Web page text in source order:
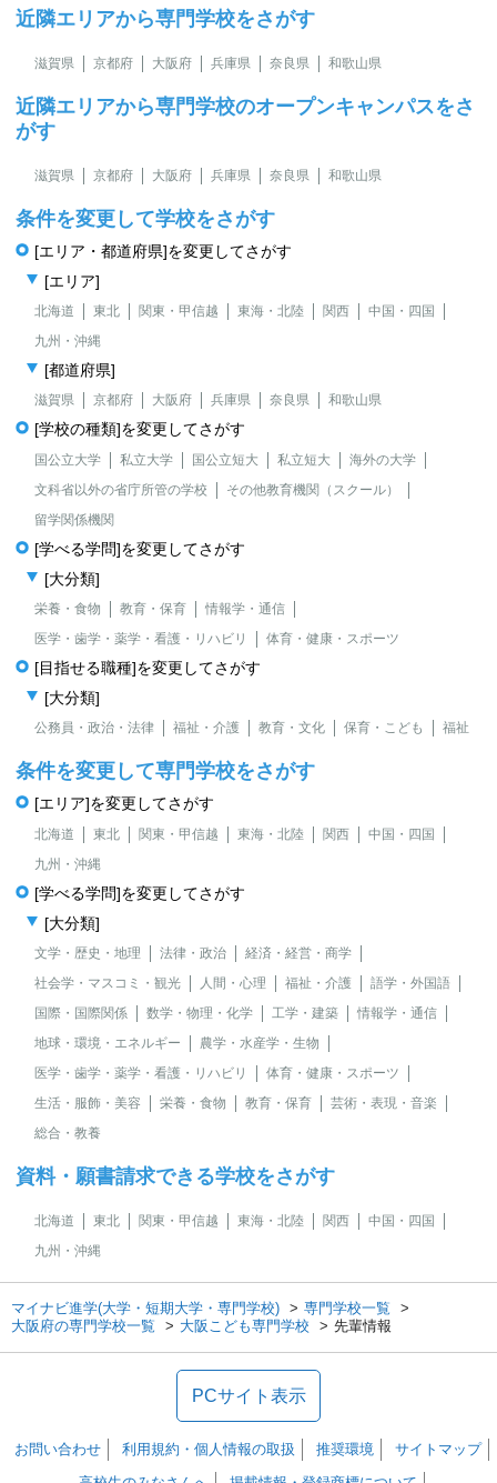
近隣エリアから専門学校をさがす
滋賀県 京都府 大阪府 兵庫県 奈良県 和歌山県
近隣エリアから専門学校のオープンキャンパスをさ
がす
滋賀県 京都府 大阪府 兵庫県 奈良県 和歌山県
条件を変更して学校をさがす
[エリア・都道府県]を変更してさがす
[エリア]
北海道 東北 関東・甲信越 東海・北陸 関西
中国・四国
九州・沖縄
[都道府県]
滋賀県 京都府 大阪府 兵庫県 奈良県 和歌山県
[学校の種類]を変更してさがす
国公立大学 私立大学 国公立短大 私立短大
海外の大学
文科省以外の省庁所管の学校
その他教育機関（スクール）
留学関係機関
[学べる学問]を変更してさがす
[大分類]
栄養・食物 教育・保育
情報学・通信
医学・歯学・薬学・看護・リハビリ
体育・健康・スポーツ
[目指せる職種]を変更してさがす
[大分類]
公務員・政治・法律 福祉・介護 教育・文化 保育・こども 福祉
条件を変更して専門学校をさがす
[エリア]を変更してさがす
北海道 東北 関東・甲信越 東海・北陸 関西
中国・四国
九州・沖縄
[学べる学問]を変更してさがす
[大分類]
文学・歴史・地理 法律・政治
経済・経営・商学
社会学・マスコミ・観光
人間・心理 福祉・介護
語学・外国語
国際・国際関係
数学・物理・化学 工学・建築
情報学・通信
地球・環境・エネルギー
農学・水産学・生物
医学・歯学・薬学・看護・リハビリ
体育・健康・スポーツ
生活・服飾・美容
栄養・食物 教育・保育
芸術・表現・音楽
総合・教養
資料・願書請求できる学校をさがす
北海道 東北 関東・甲信越 東海・北陸 関西
中国・四国
九州・沖縄
マイナビ進学(大学・短期大学・専門学校)
専門学校一覧
大阪府の専門学校一覧
大阪こども専門学校 先輩情報
PCサイト表示
お問い合わせ 利用規約・個人情報の取扱 推奨環境
サイトマップ